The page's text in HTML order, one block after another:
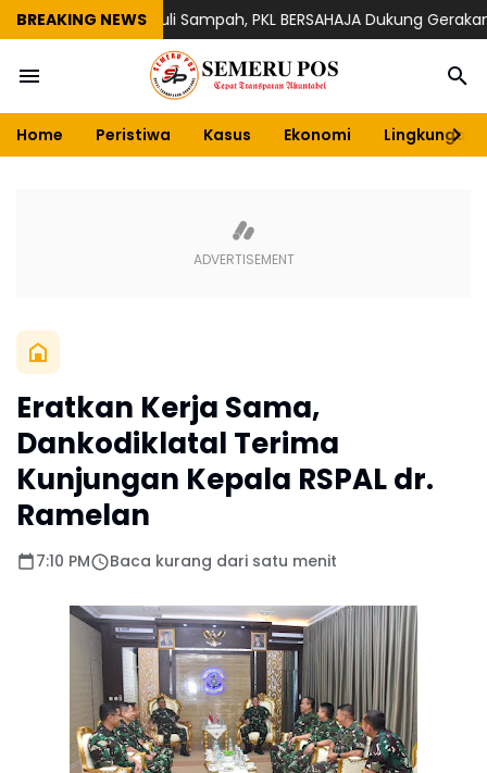
BREAKING NEWS
Gelar Aksi Peduli Sampah, PKL BERSAHAJA Dukung Gerakan
Home Peristiwa Kasus Ekonomi Lingkungan
Eratkan Kerja Sama,
Dankodiklatal Terima
Kunjungan Kepala RSPAL dr.
Ramelan
7:10 PM Baca kurang dari satu menit